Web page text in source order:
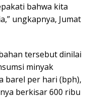
bahwa kita
ungkapnya, Jumat
tersebut dinilai
minyak
barel per hari (bph),
berkisar 600 ribu